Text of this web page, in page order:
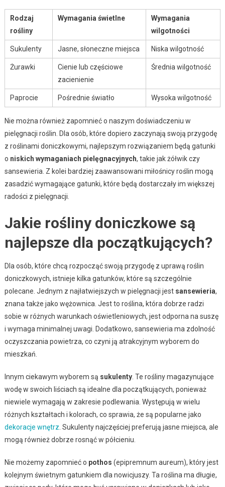
Rodzaj
rośliny
Wymagania świetlne
Wymagania
wilgotności
Sukulenty Jasne, słoneczne miejsca Niska wilgotność
Żurawki
Cienie lub częściowe
zacienienie
Średnia wilgotność
Paprocie Pośrednie światło Wysoka wilgotność
Nie można również zapomnieć o naszym doświadczeniu w
pielęgnacji roślin. Dla osób, które dopiero zaczynają swoją przygodę
z roślinami doniczkowymi, najlepszym rozwiązaniem będą gatunki
o niskich wymaganiach pielęgnacyjnych, takie jak żółwik czy
sansewieria. Z kolei bardziej zaawansowani miłośnicy roślin mogą
zasadzić wymagające gatunki, które będą dostarczały im większej
radości z pielęgnacji.
Jakie rośliny doniczkowe są
najlepsze dla początkujących?
Dla osób, które chcą rozpocząć swoją przygodę z uprawą roślin
doniczkowych, istnieje kilka gatunków, które są szczególnie
polecane. Jednym z najłatwiejszych w pielęgnacji jest sansewieria,
znana także jako wężownica. Jest to roślina, która dobrze radzi
sobie w różnych warunkach oświetleniowych, jest odporna na suszę
i wymaga minimalnej uwagi. Dodatkowo, sansewieria ma zdolność
oczyszczania powietrza, co czyni ją atrakcyjnym wyborem do
mieszkań.
Innym ciekawym wyborem są sukulenty. Te rośliny magazynujące
wodę w swoich liściach są idealne dla początkujących, ponieważ
niewiele wymagają w zakresie podlewania. Występują w wielu
różnych kształtach i kolorach, co sprawia, że są popularne jako
dekoracje wnętrz . Sukulenty najczęściej preferują jasne miejsca, ale
mogą również dobrze rosnąć w półcieniu.
Nie możemy zapomnieć o pothos (epipremnum aureum), który jest
kolejnym świetnym gatunkiem dla nowicjuszy. Ta roślina ma długie,